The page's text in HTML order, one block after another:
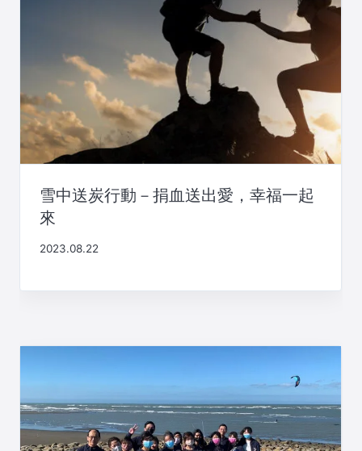
ン
雪中送炭行動－捐血送出愛，幸福一起
來
2023.08.22